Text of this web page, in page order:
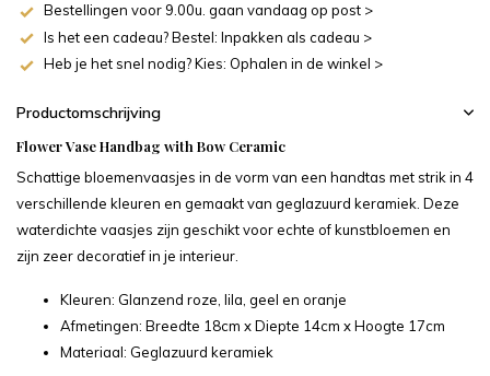
Bestellingen voor 9.00u. gaan vandaag op post >
Is het een cadeau? Bestel: Inpakken als cadeau >
Heb je het snel nodig? Kies: Ophalen in de winkel >
Productomschrijving
Flower Vase Handbag with Bow Ceramic
Schattige bloemenvaasjes in de vorm van een handtas met strik in 4
verschillende kleuren en gemaakt van geglazuurd keramiek. Deze
waterdichte vaasjes zijn geschikt voor echte of kunstbloemen en
zijn zeer decoratief in je interieur.
Kleuren: Glanzend roze, lila, geel en oranje
Afmetingen: Breedte 18cm x Diepte 14cm x Hoogte 17cm
Materiaal: Geglazuurd keramiek